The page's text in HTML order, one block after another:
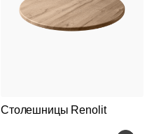
Столешницы Renolit